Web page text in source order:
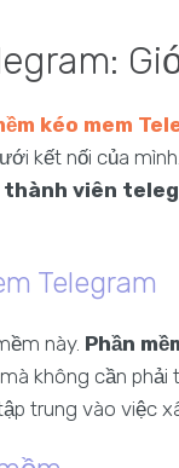
kéo mem
kết nối của
thành viên
Telegram
này. Phần
không cần
trung vào việc